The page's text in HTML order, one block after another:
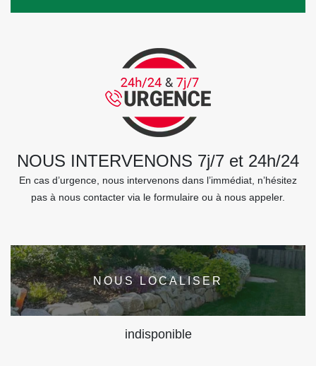
NOUS INTERVENONS 7j/7 et 24h/24
En cas d’urgence, nous intervenons dans l’immédiat, n’hésitez
pas à nous contacter via le formulaire ou à nous appeler.
NOUS LOCALISER
indisponible